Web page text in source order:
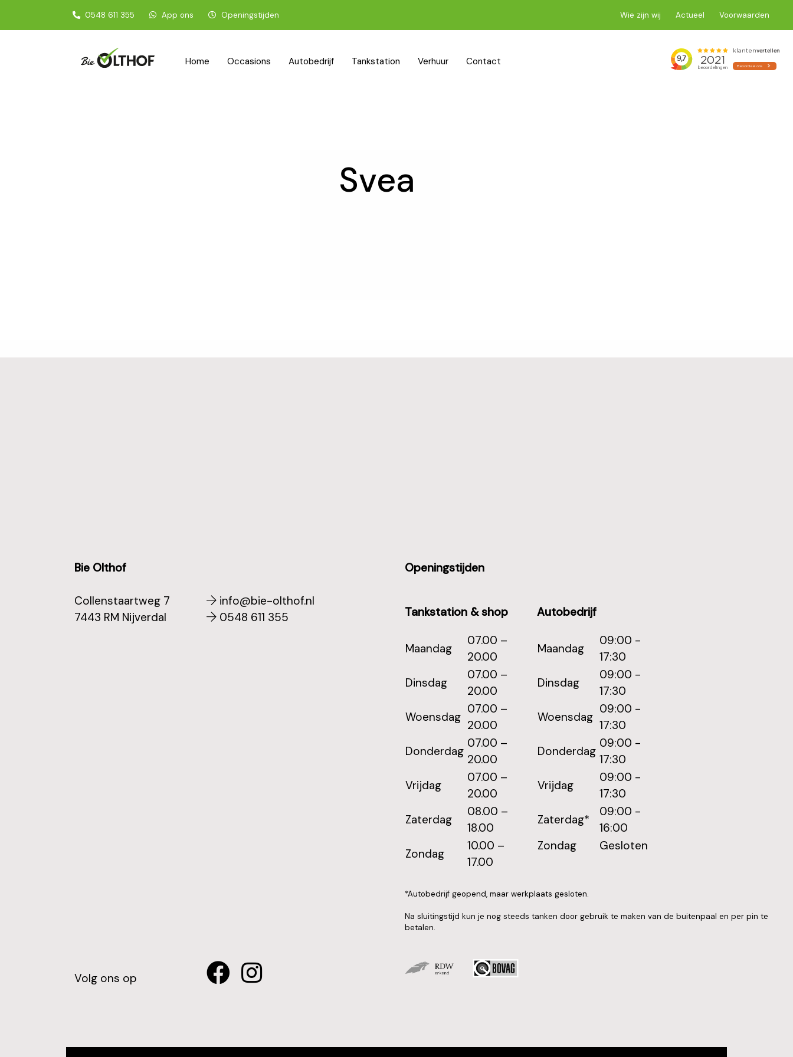
0548 611 355 App ons Openingstijden Wie zijn wij Actueel Voorwaarden
Home Occasions Autobedrijf Tankstation Verhuur Contact
Svea
Bie Olthof Openingstijden
Collenstaartweg 7
7443 RM Nijverdal
info@bie-olthof.nl
0548 611 355
Tankstation & shop
Maandag
07.00 –
20.00
Dinsdag
07.00 –
20.00
Woensdag
07.00 –
20.00
Donderdag
07.00 –
20.00
Vrijdag
07.00 –
20.00
Zaterdag
08.00 –
18.00
Zondag
10.00 –
17.00
Autobedrijf
Maandag
09:00 -
17:30
Dinsdag
09:00 -
17:30
Woensdag
09:00 -
17:30
Donderdag
09:00 -
17:30
Vrijdag
09:00 -
17:30
Zaterdag*
09:00 -
16:00
Zondag
Gesloten
*Autobedrijf geopend, maar werkplaats gesloten.
Na sluitingstijd kun je nog steeds tanken door gebruik te maken van de buitenpaal en per pin te
betalen.
Volg ons op